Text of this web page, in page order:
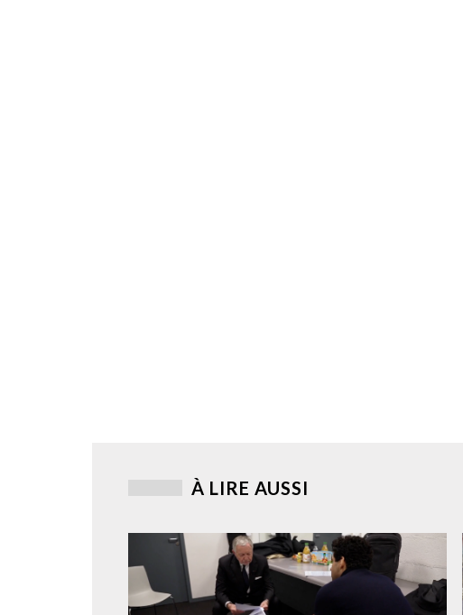
À LIRE AUSSI